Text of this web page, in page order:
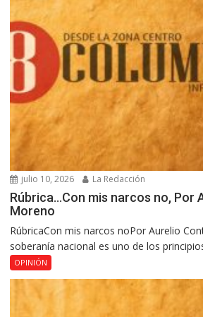
julio 10, 2026 La Redacción
Rúbrica…Con mis narcos no, Por
Moreno
RúbricaCon mis narcos noPor Aurelio
soberanía nacional es uno de los
OPINIÓN